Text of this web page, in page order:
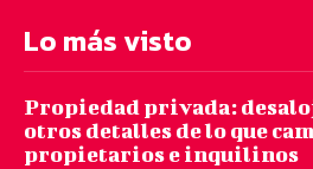
Lo más visto
Propiedad privada:
otros detalles de lo que
propietarios e inquilinos